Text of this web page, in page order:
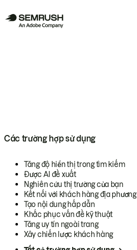
Các trường hợp sử dụng
Tăng độ hiển thị trong tìm kiếm
Được AI đề xuất
Nghiên cứu thị trường của bạn
Kết nối với khách hàng địa phương
Tạo nội dung hấp dẫn
Khắc phục vấn đề kỹ thuật
Tăng uy tín ngoài trang
Xây chiến lược khách hàng